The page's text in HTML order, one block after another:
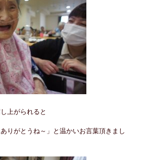
上がられると
りがとうね～」と温かいお言葉頂きまし